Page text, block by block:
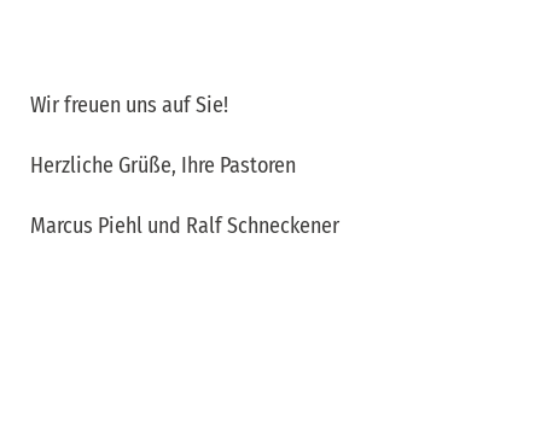
Wir freuen uns auf Sie!
Herzliche Grüße, Ihre Pastoren
Marcus Piehl und Ralf Schneckener